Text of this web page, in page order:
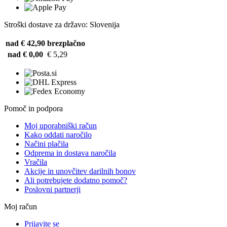
Stroški dostave za državo: Slovenija
nad € 42,90 brezplačno
nad € 0,00 € 5,29
Pomoč in podpora
Moj uporabniški račun
Kako oddati naročilo
Načini plačila
Odprema in dostava naročila
Vračila
Akcije in unovčitev darilnih bonov
Ali potrebujete dodatno pomoč?
Poslovni partnerji
Moj račun
Prijavite se